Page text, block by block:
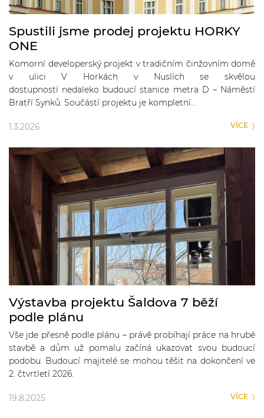
Spustili jsme prodej projektu HORKY
ONE
Komorní developerský projekt v tradičním činžovním domě
v ulici V Horkách v Nuslích se skvělou
dostupností nedaleko budoucí stanice metra D – Náměstí
Bratří Synků. Součástí projektu je kompletní…
1.3.2026 VÍCE
Výstavba projektu Šaldova 7 běží
podle plánu
Vše jde přesně podle plánu – právě probíhají práce na hrubé
stavbě a dům už pomalu začíná ukazovat svou budoucí
podobu. Budoucí majitelé se mohou těšit na dokončení ve
2. čtvrtletí 2026.
19.8.2025 VÍCE